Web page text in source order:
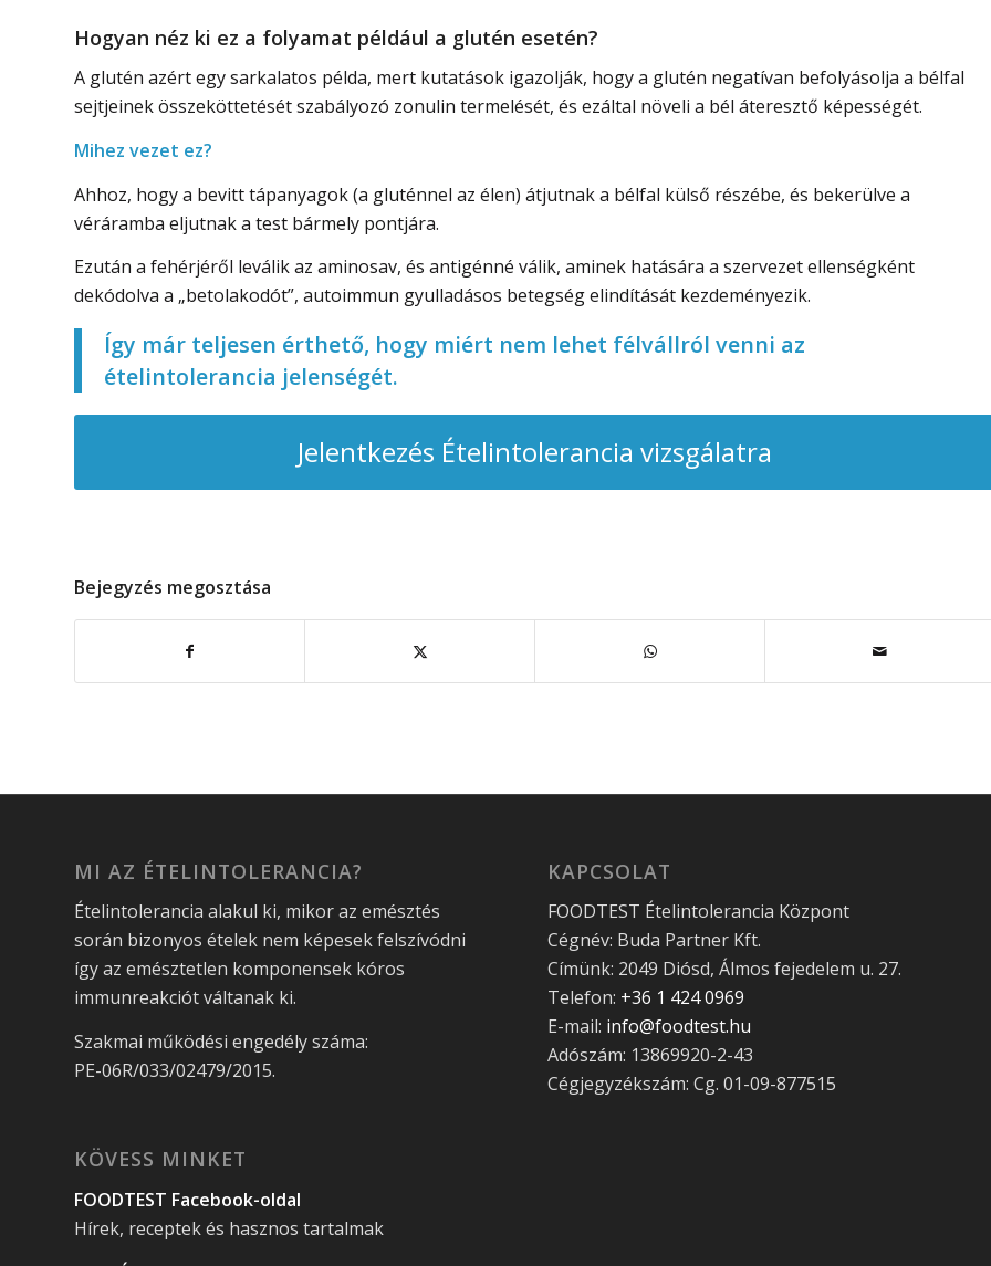
Hogyan néz ki ez a folyamat például a glutén esetén?
A glutén azért egy sarkalatos példa, mert kutatások igazolják, hogy a glutén negatívan befolyásolja a bélfal
sejtjeinek összeköttetését szabályozó zonulin termelését, és ezáltal növeli a bél áteresztő képességét.
Mihez vezet ez?
Ahhoz, hogy a bevitt tápanyagok (a gluténnel az élen) átjutnak a bélfal külső részébe, és bekerülve a
véráramba eljutnak a test bármely pontjára.
Ezután a fehérjéről leválik az aminosav, és antigénné válik, aminek hatására a szervezet ellenségként
dekódolva a „betolakodót”, autoimmun gyulladásos betegség elindítását kezdeményezik.
Így már teljesen érthető, hogy miért nem lehet félvállról venni az
ételintolerancia jelenségét.
Jelentkezés Ételintolerancia vizsgálatra
Bejegyzés megosztása
MI AZ ÉTELINTOLERANCIA?
Ételintolerancia alakul ki, mikor az emésztés
során bizonyos ételek nem képesek felszívódni
így az emésztetlen komponensek kóros
immunreakciót váltanak ki.
Szakmai működési engedély száma:
PE-06R/033/02479/2015.
KÖVESS MINKET
FOODTEST Facebook-oldal
Hírek, receptek és hasznos tartalmak
KAPCSOLAT
FOODTEST Ételintolerancia Központ
Cégnév: Buda Partner Kft.
Címünk: 2049 Diósd, Álmos fejedelem u. 27.
Telefon: +36 1 424 0969
E-mail: info@foodtest.hu
Adószám: 13869920-2-43
Cégjegyzékszám: Cg. 01-09-877515